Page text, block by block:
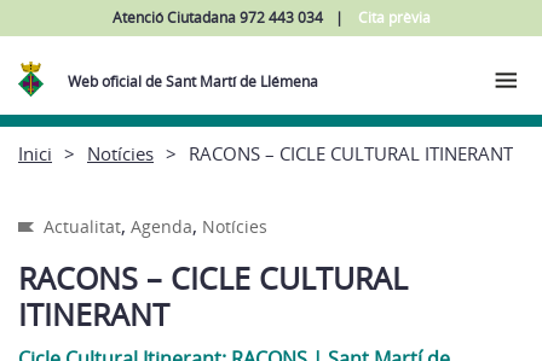
Atenció Ciutadana 972 443 034 Cita prèvia
Web oficial de Sant Martí de Llémena
Inici Notícies RACONS – CICLE CULTURAL ITINERANT
Actualitat, Agenda, Notícies
RACONS – CICLE CULTURAL
ITINERANT